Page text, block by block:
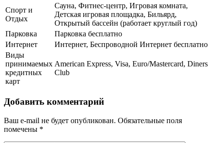
Спорт и
Отдых
Сауна, Фитнес-центр, Игровая комната,
Детская игровая площадка, Бильярд,
Открытый бассейн (работает круглый год)
Парковка
Парковка бесплатно
Интернет
Интернет, Беспроводной Интернет бесплатно
Виды
принимаемых
кредитных
карт
American Express, Visa, Euro/Mastercard, Diners
Club
Добавить комментарий
Ваш e-mail не будет опубликован. Обязательные поля
помечены *